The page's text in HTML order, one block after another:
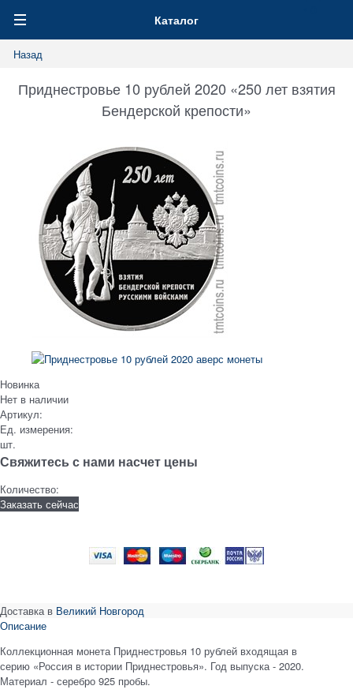
Каталог
Назад
Приднестровье 10 рублей 2020 «250 лет взятия
Бендерской крепости»
Новинка
Нет в наличии
Артикул:
Ед. измерения:
шт.
Свяжитесь с нами насчет цены
Количество:
Заказать сейчас
Доставка в Великий Новгород
Описание
Коллекционная монета Приднестровья 10 рублей входящая в
серию «Россия в истории Приднестровья». Год выпуска - 2020.
Материал - серебро 925 пробы.